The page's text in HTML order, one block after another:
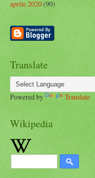
aprile 2020(90)
Translate
Powered by Translate
Wikipedia